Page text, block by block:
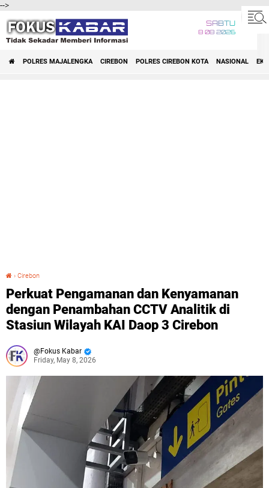
-->
SABTU
8 08 2026
POLRES MAJALENGKA CIREBON POLRES CIREBON KOTA NASIONAL
› Cirebon
Perkuat Pengamanan dan Kenyamanan
dengan Penambahan CCTV Analitik di
Stasiun Wilayah KAI Daop 3 Cirebon
Fokus Kabar
Friday, May 8, 2026